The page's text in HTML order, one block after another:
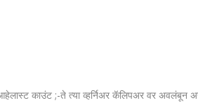
काउंट ;-ते त्या व्हर्निअर कॅलिपअर वर अवलंबून